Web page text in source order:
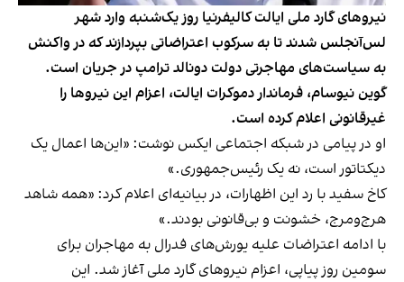
نیروهای گارد ملی ایالت کالیفرنیا روز یک‌شنبه وارد شهر
لس‌آنجلس شدند تا به سرکوب اعتراضاتی بپردازند که در واکنش
به سیاست‌های مهاجرتی دولت دونالد ترامپ در جریان است.
گوین نیوسام، فرماندار دموکرات ایالت، اعزام این نیروها را
غیرقانونی اعلام کرده است.
او در پیامی در شبکه اجتماعی ایکس نوشت: «این‌ها اعمال یک
دیکتاتور است، نه یک رئیس‌جمهوری.»
کاخ سفید با رد این اظهارات، در بیانیه‌ای اعلام کرد: «همه شاهد
هرج‌ومرج، خشونت و بی‌قانونی بودند.»
با ادامه اعتراضات علیه یورش‌های فدرال به مهاجران برای
سومین روز پیاپی، اعزام نیروهای گارد ملی آغاز شد. این